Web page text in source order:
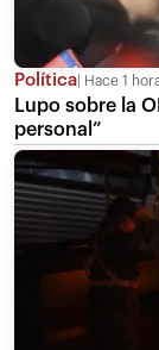
Política Hace 1
Lupo sobre la
personal”